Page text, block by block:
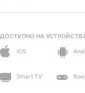
ДОСТУПНО НА
iOS
Smart TV